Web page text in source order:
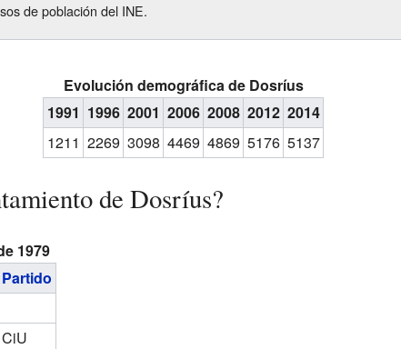
de población del INE.
Evolución demográfica de Dosríus
1991 1996 2001 2006 2008 2012 2014
1211 2269 3098 4469 4869 5176 5137
de Dosríus?
1979
Partido
CiU